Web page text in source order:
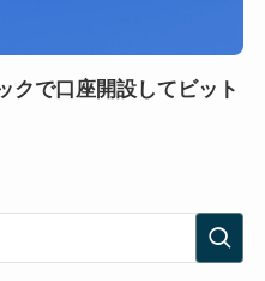
クで口座開設してビット